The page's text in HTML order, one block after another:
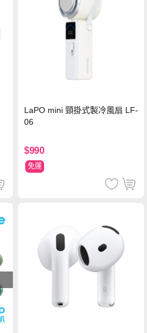
LaPO mini 頸掛式製冷風扇 LF-
06
$990
免運